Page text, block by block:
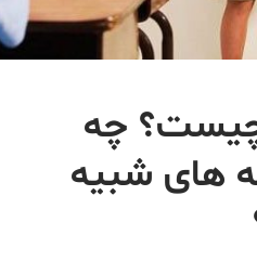
چه
های شبیه